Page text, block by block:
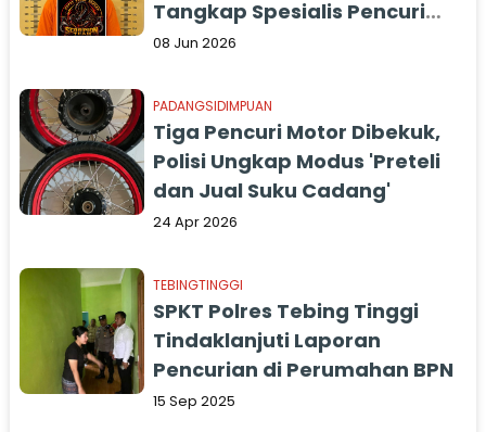
Tangkap Spesialis Pencuri
Mobil Pick Up
08 Jun 2026
PADANGSIDIMPUAN
Tiga Pencuri Motor Dibekuk,
Polisi Ungkap Modus 'Preteli
dan Jual Suku Cadang'
24 Apr 2026
TEBINGTINGGI
SPKT Polres Tebing Tinggi
Tindaklanjuti Laporan
Pencurian di Perumahan BPN
15 Sep 2025